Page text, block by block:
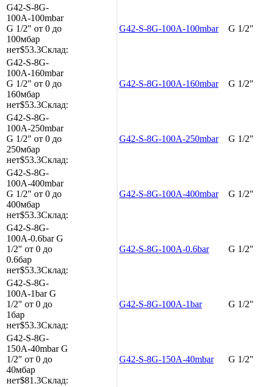
G42-S-8G-
100A-100mbar
G 1/2" от 0 до
100мбар
нет$53.3Склад:
G42-S-8G-100A-100mbar G 1/2"
G42-S-8G-
100A-160mbar
G 1/2" от 0 до
160мбар
нет$53.3Склад:
G42-S-8G-100A-160mbar G 1/2"
G42-S-8G-
100A-250mbar
G 1/2" от 0 до
250мбар
нет$53.3Склад:
G42-S-8G-100A-250mbar G 1/2"
G42-S-8G-
100A-400mbar
G 1/2" от 0 до
400мбар
нет$53.3Склад:
G42-S-8G-100A-400mbar G 1/2"
G42-S-8G-
100A-0.6barG
1/2" от 0 до
0.6бар
нет$53.3Склад:
G42-S-8G-100A-0.6bar G 1/2"
G42-S-8G-
100A-1barG
1/2" от 0 до
1бар
нет$53.3Склад:
G42-S-8G-100A-1bar G 1/2"
G42-S-8G-
150A-40mbarG
1/2" от 0 до
40мбар
нет$81.3Склад:
G42-S-8G-150A-40mbar G 1/2"